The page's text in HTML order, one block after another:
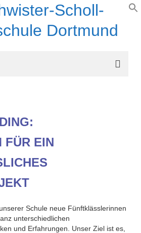
FÜR EIN
Schule neue Fünftklässlerinnen
unterschiedlichen
und Erfahrungen. Unser Ziel ist es,